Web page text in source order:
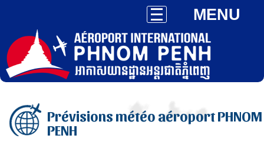
MENU
Prévisions météo aéroport PHNOM
PENH